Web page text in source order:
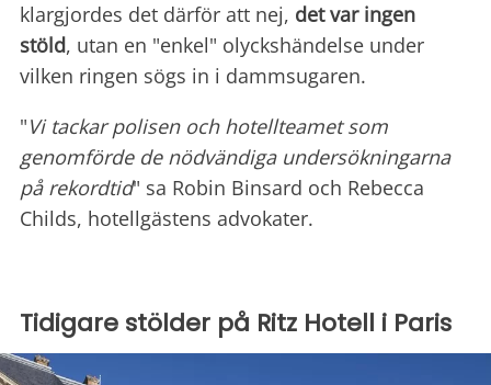
klargjordes det därför att nej, det var ingen
stöld, utan en "enkel" olyckshändelse under
vilken ringen sögs in i dammsugaren.
"Vi tackar polisen och hotellteamet som
genomförde de nödvändiga undersökningarna
på rekordtid" sa Robin Binsard och Rebecca
Childs, hotellgästens advokater.
Tidigare stölder på Ritz Hotell i Paris